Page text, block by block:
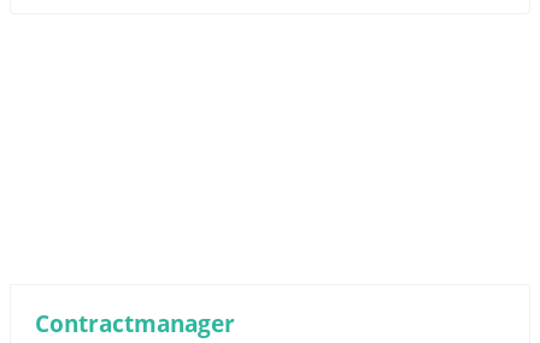
Contractmanager